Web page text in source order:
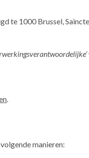
te 1000 Brussel,
.
manieren: